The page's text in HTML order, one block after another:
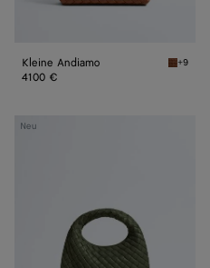
tweed Kleine Andiamo
Kleine Andiamo Tannin
+9
4100 €
Neu
Baby